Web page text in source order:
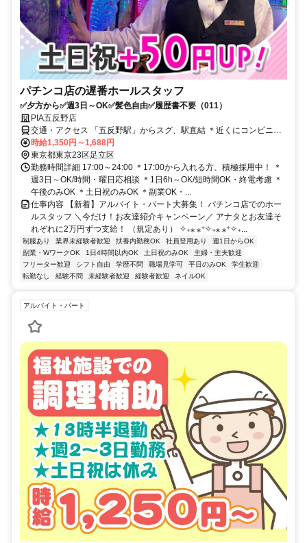
パチンコ店の遅番ホールスタッフ
✅夕方から✅週3日～OK✅髪色自由✅履歴書不要（011）
PIA五反野店
交通・アクセス 「五反野駅」からスグ、駅直結 ＊近くにコンビニ・
カフェ・飲食店など多数
時給1,350円～1,688円
東京都東京23区足立区
勤務時間詳細 17:00～24:00 ＊17:00から入れる方、積極採用中！ ＊
週3日～OK/時間・曜日応相談 ＊1日6h～OK/短時間OK・終電考慮 ＊
午後のみOK ＊土日祝のみOK ＊副業OK・...
仕事内容 【新着】アルバイト・パート大募集！ パチンコ店でのホー
ルスタッフ ＼今だけ！お友達紹介キャンペーン／ アナタとお友達そ
れぞれに2万円ずつ支給！ （規定あり） ✧₊⁎ ⁎⁺✧₊⁎ ⁎⁺✧₊...
制服あり 業界未経験者歓迎 扶養内勤務OK 社員登用あり
週1日からOK
副業・WワークOK
1日4時間以内OK 土日祝のみOK
主婦・主夫歓迎
フリーター歓迎
シフト自由 学歴不問 職場見学可 平日のみOK
学生歓迎
転勤なし
経験不問 未経験者歓迎 経験者歓迎 ネイルOK
アルバイト・パート